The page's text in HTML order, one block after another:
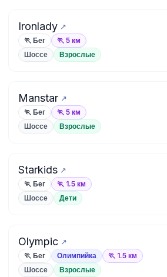
Ironlady
🏃 Бег 🏃 5 км
Шоссе Взрослые
Manstar
🏃 Бег 🏃 5 км
Шоссе Взрослые
Starkids
🏃 Бег 🏃 1.5 км
Шоссе Дети
Olympic
🏃 Бег Олимпийка 🏃 1.5 км
Шоссе Взрослые